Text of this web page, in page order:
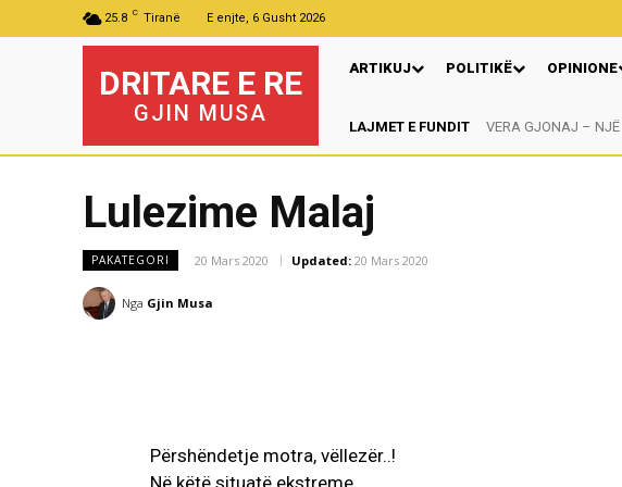
25.8 C Tiranë E enjte, 6 Gusht 2026
DRITARE E RE
GJIN MUSA
ARTIKUJ POLITIKË OPINIONE
LAJMET E FUNDIT VERA GJONAJ – NJË
Lulezime Malaj
PAKATEGORI 20 Mars 2020 Updated: 20 Mars 2020
Nga Gjin Musa
Përshëndetje motra, vëllezër..!